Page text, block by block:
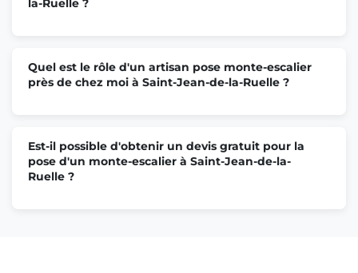
la-Ruelle ?
Quel est le rôle d'un artisan pose monte-escalier
près de chez moi à Saint-Jean-de-la-Ruelle ?
Est-il possible d'obtenir un devis gratuit pour la
pose d'un monte-escalier à Saint-Jean-de-la-
Ruelle ?